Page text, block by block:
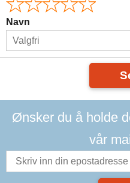
Navn
Ønsker du å holde
vår